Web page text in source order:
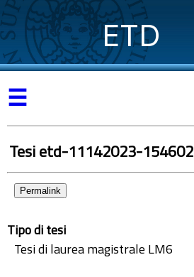
ETD
☰
Tesi etd-11142023-154602
Permalink
Tipo di tesi
Tesi di laurea magistrale LM6